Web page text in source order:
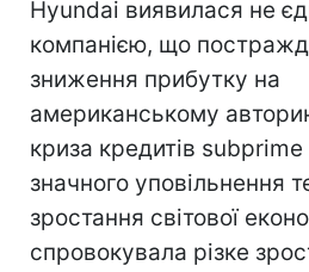
Hyundai виявилася не
компанією, що
зниження прибутку на
американському
криза кредитів
значного уповільнення
зростання світової
спровокувала різке